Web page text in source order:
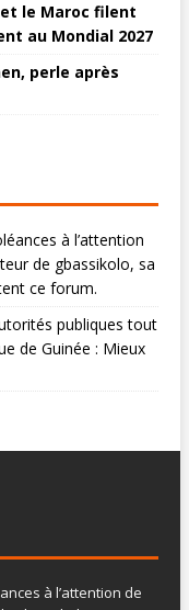
le Maroc filent
au Mondial 2027
perle après
à l’attention
de gbassikolo, sa
ce forum.
publiques tout
de Guinée : Mieux
à l’attention de